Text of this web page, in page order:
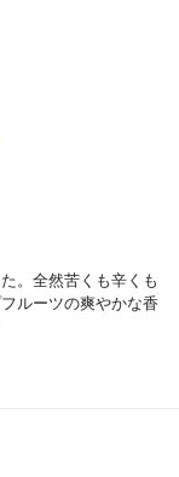
。全然苦くも辛くも
ルーツの爽やかな香